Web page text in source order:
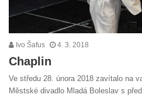
Ivo Šafus 4. 3. 2018
Chaplin
Ve středu 28. února 2018 zavítalo na
Městské divadlo Mladá Boleslav s